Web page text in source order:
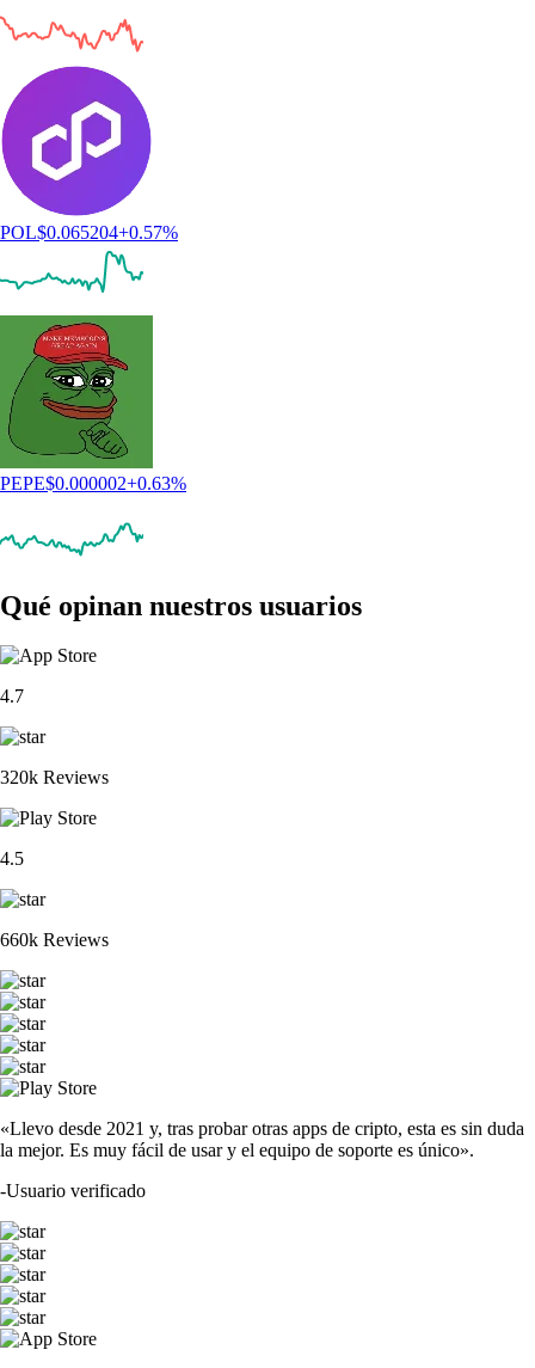
POL$0.065204+0.57%
PEPE$0.000002+0.63%
Qué opinan nuestros usuarios
4.7
320k Reviews
4.5
660k Reviews
«Llevo desde 2021 y, tras probar otras apps de cripto, esta es sin duda
la mejor. Es muy fácil de usar y el equipo de soporte es único».
-Usuario verificado